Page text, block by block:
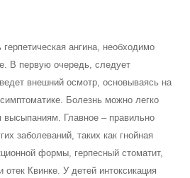
ангина, необходимо
В первую очередь, следует
внешний осмотр, основываясь на
Болезнь можно легко
высыпаниям. Главное – правильно
заболеваний, таких как гнойная
формы, герпесный стоматит,
Квинке. У детей интоксикация